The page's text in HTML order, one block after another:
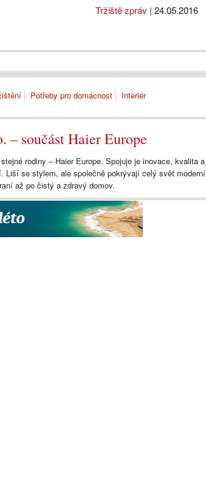
Tržiště zpráv | 24.05.2016
Potřeby pro domácnost Interiér
– součást Haier Europe
rodiny – Haier Europe. Spojuje je inovace, kvalita a
Liší se stylem, ale společně pokrývají celý svět moderní
až po čistý a zdravý domov.